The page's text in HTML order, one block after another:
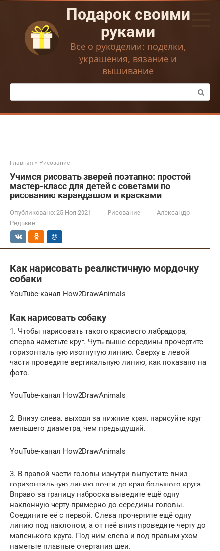
Перейти
контенту
Подарок своими
руками
Все о рукоделии: поделки,
украшения, вязание и
вышивание
Поиск:
Главная » Рисование
Учимся рисовать зверей поэтапно: простой
мастер-класс для детей с советами по
рисованию карандашом и красками
Опубликовано: 25 Ноя 2021 Рисование
Александр
Редькин
Как нарисовать реалистичную мордочку
собаки
YouTube-канал How2DrawAnimals
Как нарисовать собаку
1. Чтобы нарисовать такого красивого лабрадора,
сперва наметьте круг. Чуть выше середины прочертите
горизонтальную изогнутую линию. Сверху в левой
части проведите вертикальную линию, как показано на
фото.
YouTube-канал How2DrawAnimals
2. Внизу слева, выходя за нижние края, нарисуйте круг
меньшего диаметра, чем предыдущий.
YouTube-канал How2DrawAnimals
3. В правой части головы изнутри выпустите вниз
горизонтальную линию почти до края большого круга.
Вправо за границу наброска выведите ещё одну
наклонную черту примерно до середины головы.
Соедините её с первой. Слева прочертите ещё одну
линию под наклоном, а от неё вниз проведите черту до
маленького круга. Под ним слева и под правым ухом
наметьте плавные очертания шеи.